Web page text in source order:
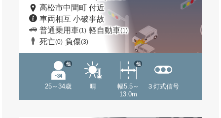
高松市中間町 付近
車両相互 小破事故
普通乗用車(1) 軽自動車(1)
死亡(0) 負傷(3)
25～34歳
他
晴
幅5.5～
13.0m
他
３灯式信号